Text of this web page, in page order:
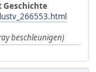
Geschichte
beschleunigen)